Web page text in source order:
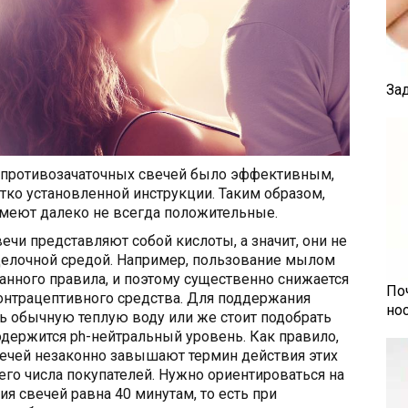
свечей было эффективным,
установленной инструкции. Таким образом,
далеко не всегда положительные.
представляют собой кислоты, а значит, они не
средой. Например, пользование мылом
правила, и поэтому существенно снижается
средства. Для поддержания
обычную теплую воду или же стоит подобрать
ph-нейтральный уровень. Как правило,
незаконно завышают термин действия этих
числа покупателей. Нужно ориентироваться на
свечей равна 40 минутам, то есть при